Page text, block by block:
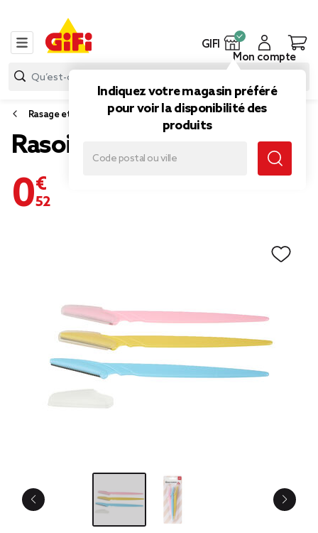
GIFI
Indiquez votre magasin préféré
pour voir la disponibilité des
produits
Mon compte
Rasage et épilation
Rasoir à sourcils x3
0,52 €